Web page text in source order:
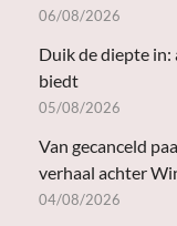
06/08/2026
Duik de diepte in:
biedt
05/08/2026
Van gecanceld
verhaal achter
04/08/2026